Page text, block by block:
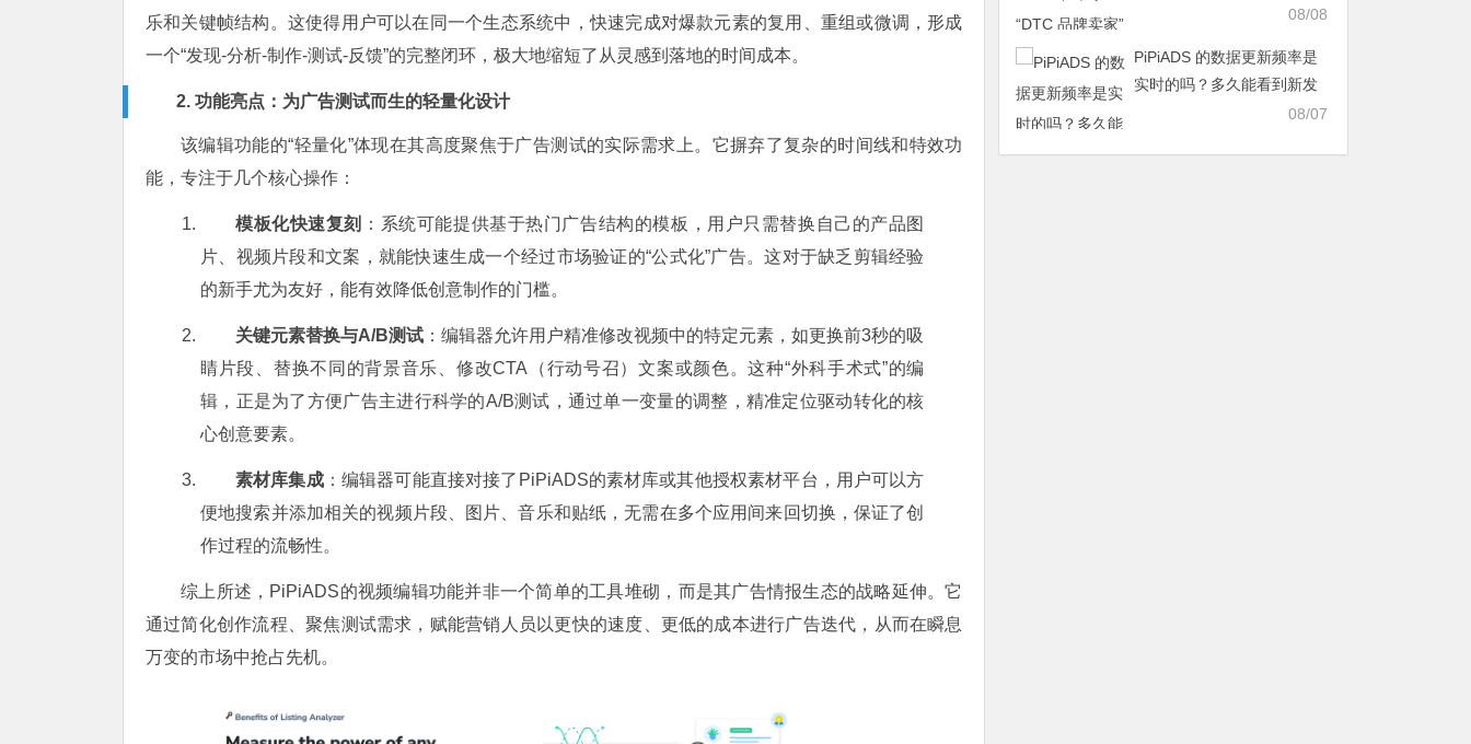
乐和关键帧结构。这使得用户可以在同一个生态系统中，快速完成对爆款元素的复用、重组或微调，形成
一个“发现-分析-制作-测试-反馈”的完整闭环，极大地缩短了从灵感到落地的时间成本。
2. 功能亮点：为广告测试而生的轻量化设计
该编辑功能的“轻量化”体现在其高度聚焦于广告测试的实际需求上。它摒弃了复杂的时间线和特效功
能，专注于几个核心操作：
模板化快速复刻
：系统可能提供基于热门广告结构的模板，用户只需替换自己的产品图
片、视频片段和文案，就能快速生成一个经过市场验证的“公式化”广告。这对于缺乏剪辑经验
的新手尤为友好，能有效降低创意制作的门槛。
关键元素替换与A/B测试 ：编辑器允许用户精准修改视频中的特定元素，如更换前3秒的吸
睛片段、替换不同的背景音乐、修改CTA（行动号召）文案或颜色。这种“外科手术式”的编
辑，正是为了方便广告主进行科学的A/B测试，通过单一变量的调整，精准定位驱动转化的核
心创意要素。
素材库集成：编辑器可能直接对接了PiPiADS的素材库或其他授权素材平台，用户可以方
便地搜索并添加相关的视频片段、图片、音乐和贴纸，无需在多个应用间来回切换，保证了创
作过程的流畅性。
综上所述，PiPiADS的视频编辑功能并非一个简单的工具堆砌，而是其广告情报生态的战略延伸。它
通过简化创作流程、聚焦测试需求，赋能营销人员以更快的速度、更低的成本进行广告迭代，从而在瞬息
万变的市场中抢占先机。
08/08
PiPiADS 的数据更新频率是
实时的吗？多久能看到新发
08/07